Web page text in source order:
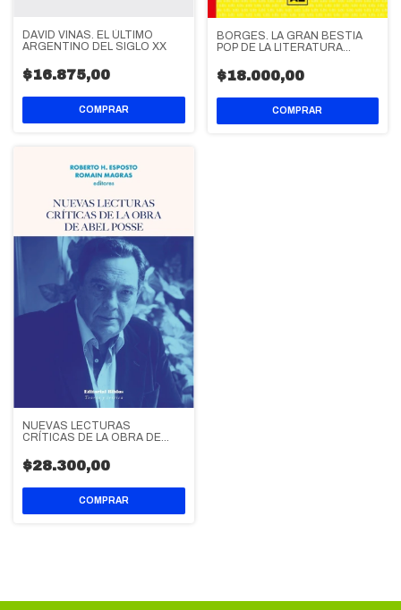
DAVID VIÑAS. EL ÚLTIMO
ARGENTINO DEL SIGLO XX
$16.875,00
BORGES. LA GRAN BESTIA
POP DE LA LITERATURA
$18.000,00
NUEVAS LECTURAS
CRÍTICAS DE LA OBRA DE
$28.300,00